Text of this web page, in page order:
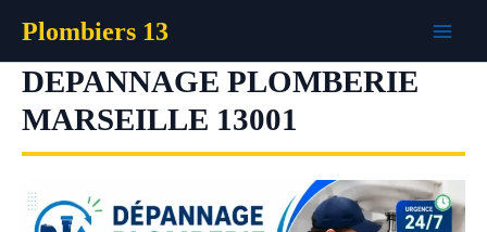
contenu
Plombiers 13
DEPANNAGE PLOMBERIE
MARSEILLE 13001